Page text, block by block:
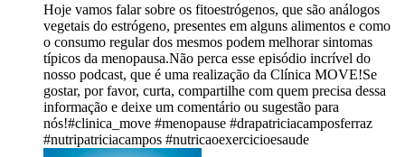
Hoje vamos falar sobre os fitoestrógenos, que são análogos
vegetais do estrógeno, presentes em alguns alimentos e como
o consumo regular dos mesmos podem melhorar sintomas
típicos da menopausa.Não perca esse episódio incrível do
nosso podcast, que é uma realização da Clínica MOVE!Se
gostar, por favor, curta, compartilhe com quem precisa dessa
informação e deixe um comentário ou sugestão para
nós!#clinica_move #menopause #drapatriciacamposferraz
#nutripatriciacampos #nutricaoexercicioesaude